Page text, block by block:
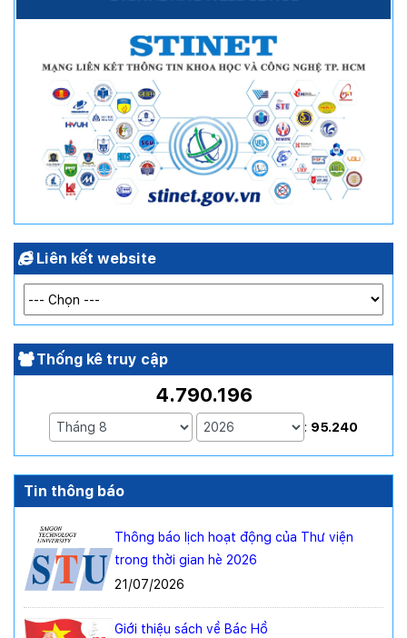
Liên kết website
Thống kê truy cập
4.790.196
: 95.240
Tin thông báo
Thông báo lịch hoạt động của Thư viện
trong thời gian hè 2026
21/07/2026
Giới thiệu sách về Bác Hồ